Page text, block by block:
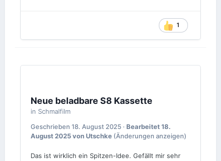
1
Neue beladbare S8 Kassette
in Schmalfilm
Geschrieben 18. August 2025 · Bearbeitet18.
August 2025von Utschke (Änderungen anzeigen)
Das ist wirklich ein Spitzen-Idee. Gefällt mir sehr